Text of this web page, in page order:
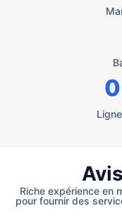
0
Riche expérience en
pour fournir des